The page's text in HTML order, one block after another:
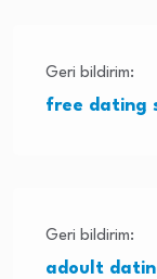
Geri bildirim:
free dating
Geri bildirim:
adoult